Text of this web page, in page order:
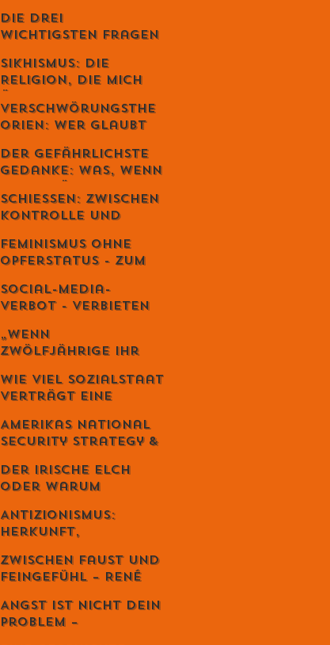
Die drei
wichtigsten Fragen
Sikhismus: Die
Religion, die mich
und die sich
erstaunlich
schweizerisch
anfühlt
Verschwörungsthe
orien: Wer glaubt
und warum du dich
dabei
wahrscheinlich
irrst
Der gefährlichste
Gedanke: Was, wenn
Der Schweizer Tom
Clancy im Gespräch
Schiessen: Zwischen
Kontrolle und
es wie Meditation
wirkt
Feminismus ohne
Opferstatus - Zum
Meta von Salis
Social-Media-
Verbot - Verbieten
„Wenn
Zwölfjährige ihr
Iran-Aktivist
Sebastian Di
Benedetto über
Revolution,
Massaker und das
Schweigen des
Westens
Wie viel Sozialstaat
verträgt eine
Amerikas National
Security Strategy &
Weckruf oder
Kriegserklärung?
Der irische Elch
oder warum
gefährlich ist...
Antizionismus:
Herkunft,
Missverständnisse
Zwischen Faust und
Feingefühl – René
Kunst der
lebendigen Balance
Angst ist nicht dein
Problem –